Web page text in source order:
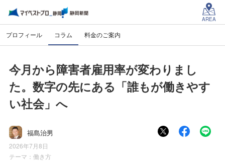
AREA
プロフィール コラム 料金のご案内
今月から障害者雇用率が変わりまし
た。数字の先にある「誰もが働きやす
い社会」へ
福島治男
2026年7月8日
テーマ： 働き方